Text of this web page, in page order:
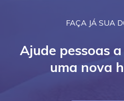
FAÇA JÁ SUA
Ajude pessoas
uma nova